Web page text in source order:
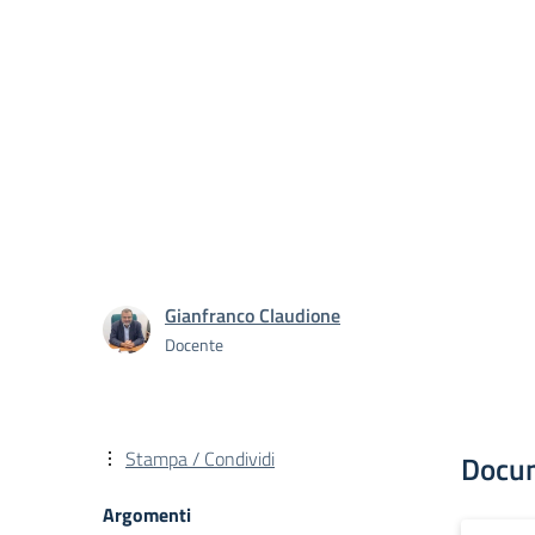
Gianfranco Claudione
Docente
Stampa / Condividi
Argomenti